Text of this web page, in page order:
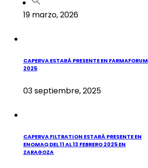
19 marzo, 2026
CAPERVA ESTARÁ PRESENTE EN FARMAFORUM
2025
03 septiembre, 2025
CAPERVA FILTRATION ESTARÁ PRESENTE EN
ENOMAQ DEL 11 AL 13 FEBRERO 2025 EN
ZARAGOZA